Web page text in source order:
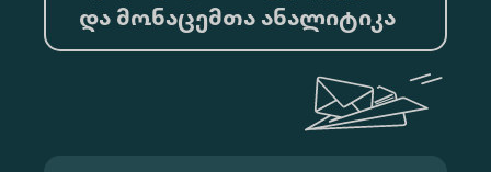
და მონაცემთა ანალიტიკა